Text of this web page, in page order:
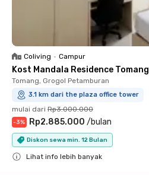
Coliving • Campur
Kost Mandala Residence Tomang
Tomang, Grogol Petamburan
3.1 km dari the plaza office tower
mulai dari Rp3.000.000
-3% Rp2.885.000 /bulan
Diskon sewa min. 12 Bulan
Lihat info lebih banyak